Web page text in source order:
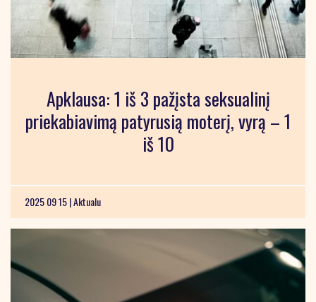
Apklausa: 1 iš 3 pažįsta seksualinį
priekabiavimą patyrusią moterį, vyrą – 1
iš 10
2025 09 15 |Aktualu